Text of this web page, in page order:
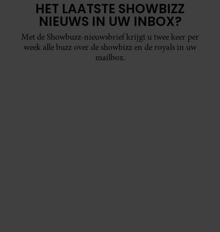
HET LAATSTE SHOWBIZZ
NIEUWS IN UW INBOX?
Met de Showbuzz-nieuwsbrief krijgt u twee keer per
week alle buzz over de showbizz en de royals in uw
mailbox.